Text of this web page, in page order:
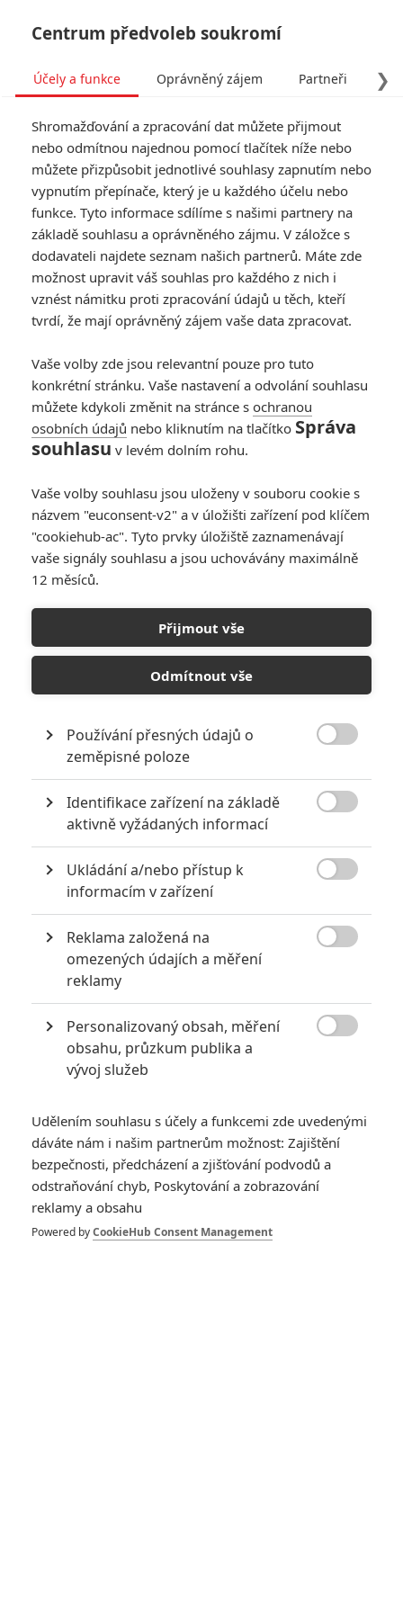
6.8/10
Star
Wars:
Epizoda I -
Skrytá
hrozba
Galaktickou republikou zmítají
nepokoje. Vznikly spory ohledně
zdanění obchodních cest k
odlehlým hvězdným soustavám.
armáda bojových droidů, která začne úplnou blokádu malé planety
Naboo. Zatímco Republikový kongres vede o těchto dramatických
událostech zdlouhavé rozhovory, Nejvyšší kancelář tajně vyšle dva
rytíře Jedi, ochránce míru a spravedlnosti v galaxii, aby konflikt
zažehnali...
Obsazení filmu Star Wars:
Epizoda I - Skrytá hrozba
Ewan McGregor
Herec
Herec
Samuel L.
Jackson
Herec
Serafinowicz
Herec
Celia Imrie
Herec
Keira Knightley
Herec
Liam Neeson
Herec
*/10
Nerecenzováno
6.8/10
Centrum předvoleb soukromí
❯
Účely a funkce Oprávněný zájem Partneři
Shromažďování a zpracování dat můžete přijmout
nebo odmítnou najednou pomocí tlačítek níže nebo
můžete přizpůsobit jednotlivé souhlasy zapnutím nebo
vypnutím přepínače, který je u každého účelu nebo
funkce. Tyto informace sdílíme s našimi partnery na
základě souhlasu a oprávněného zájmu. V záložce s
dodavateli najdete seznam našich partnerů. Máte zde
možnost upravit váš souhlas pro každého z nich i
vznést námitku proti zpracování údajů u těch, kteří
tvrdí, že mají oprávněný zájem vaše data zpracovat.
Vaše volby zde jsou relevantní pouze pro tuto
konkrétní stránku. Vaše nastavení a odvolání souhlasu
můžete kdykoli změnit na stránce s ochranou
osobních údajů nebo kliknutím na tlačítko Správa
souhlasu v levém dolním rohu.
Vaše volby souhlasu jsou uloženy v souboru cookie s
názvem "euconsent-v2" a v úložišti zařízení pod klíčem
"cookiehub-ac". Tyto prvky úložiště zaznamenávají
vaše signály souhlasu a jsou uchovávány maximálně
12 měsíců.
Přijmout vše
Odmítnout vše
Používání přesných údajů o
zeměpisné poloze
Identifikace zařízení na základě
aktivně vyžádaných informací
Ukládání a/nebo přístup k
informacím v zařízení
Reklama založená na
omezených údajích a měření
reklamy
Personalizovaný obsah, měření
obsahu, průzkum publika a
vývoj služeb
Udělením souhlasu s účely a funkcemi zde uvedenými
dáváte nám i našim partnerům možnost: Zajištění
bezpečnosti, předcházení a zjišťování podvodů a
odstraňování chyb, Poskytování a zobrazování
reklamy a obsahu
Powered byCookieHub Consent Management